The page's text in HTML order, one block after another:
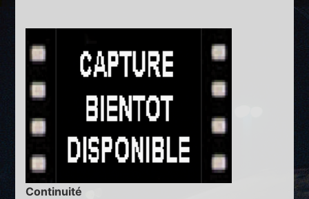
Continuité